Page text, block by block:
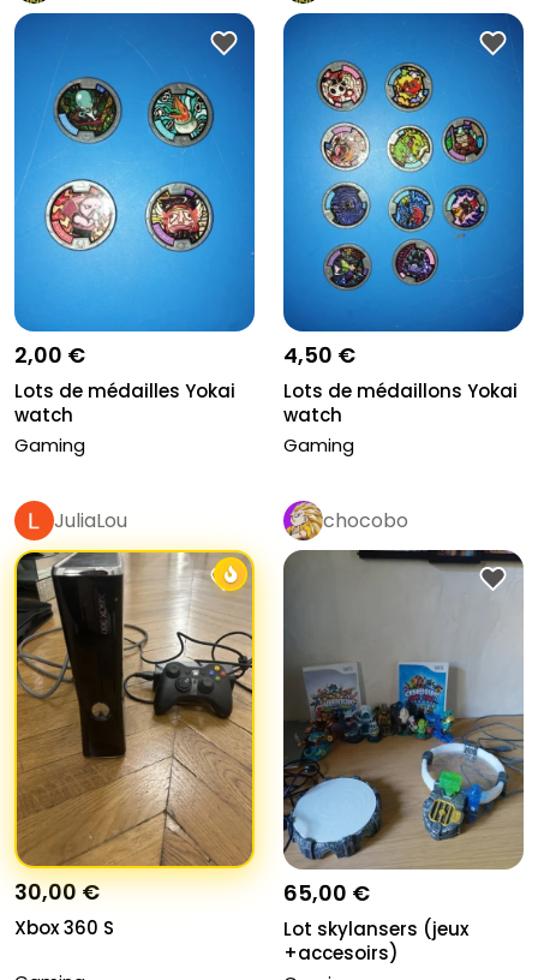
2,00 €
Lots de médailles Yokai
watch
Gaming
4,50 €
Lots de médaillons Yokai
watch
Gaming
JuliaLou
30,00 €
Xbox 360 S
chocobo
65,00 €
Lot skylansers (jeux
+accesoirs)